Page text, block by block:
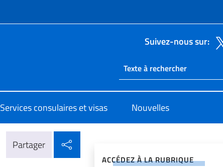
Suivez-nous sur:
Ricerca
Rechercher dans le site
Services consulaires et visas Nouvelles
Partager
ACCÉDEZ À LA RUBRIQUE